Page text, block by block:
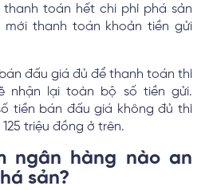
toán hết chi phí phá sản
thanh toán khoản tiền gửi
đấu giá đủ để thanh toán thì
nhận lại toàn bộ số tiền gửi.
tiền bán đấu giá không đủ thì
triệu đồng ở trên.
ngân hàng nào an
sản?